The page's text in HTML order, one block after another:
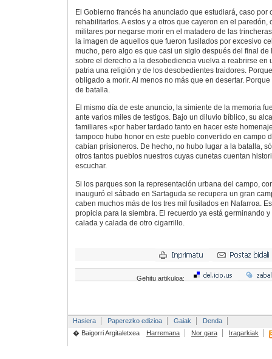
El Gobierno francés ha anunciado que estudiará, caso por
rehabilitarlos. A estos y a otros que cayeron en el
militares por negarse morir en el matadero de las
la imagen de aquellos que fueron fusilados por excesivo
mucho, pero algo es que casi un siglo después del final de
sobre el derecho a la desobediencia vuelva a reabrirse en
patria una religión y de los desobedientes traidores.
obligado a morir. Al menos no más que en desertar.
de batalla.
El mismo día de este anuncio, la simiente de la memoria
ante varios miles de testigos. Bajo un diluvio bíblico, su
familiares «por haber tardado tanto en hacer este
tampoco hubo honor en este pueblo convertido en campo
cabían prisioneros. De hecho, no hubo lugar a la batalla,
otros tantos pueblos nuestros cuyas cunetas cuentan
escuchar.
Si los parques son la representación urbana del campo,
inauguró el sábado en Sartaguda se recupera un gran
caben muchos más de los tres mil fusilados en Nafarroa.
propicia para la siembra. El recuerdo ya está germinando
calada y calada de otro cigarrillo.
Gehitu artikuloa:
Hasiera Paperezko edizioa Gaiak
Denda
� Baigorri Argitaletxea
Harremana Nor gara Iragarkiak